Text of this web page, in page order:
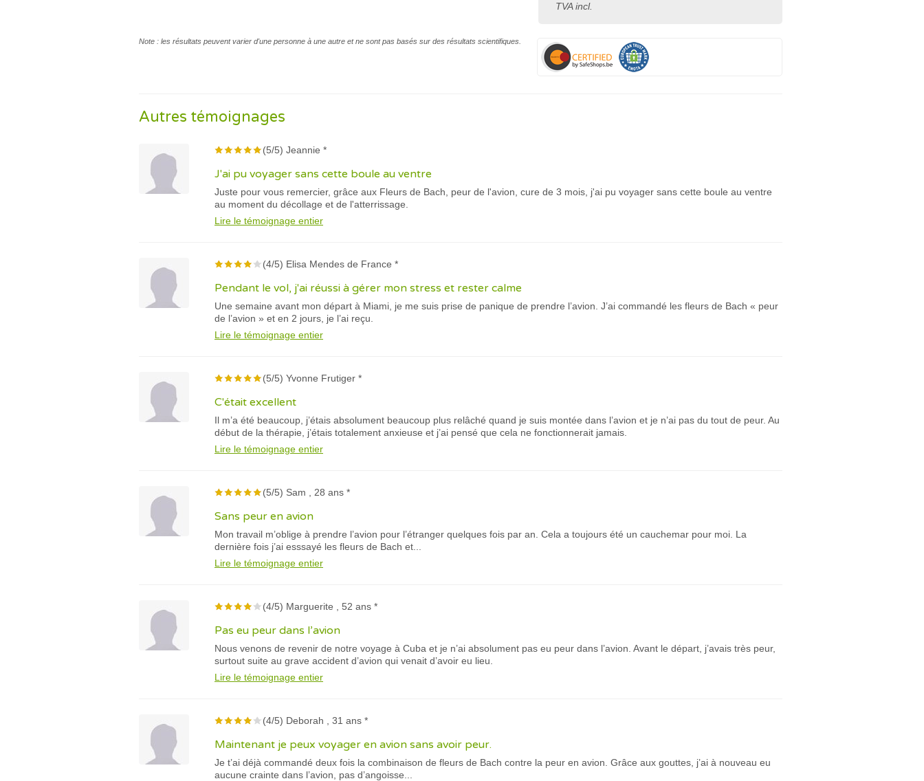
Note : les résultats peuvent varier d'une personne à une autre et ne sont pas basés sur des résultats scientifiques.
TVA incl.
Autres témoignages
(5/5) Jeannie *
J'ai pu voyager sans cette boule au ventre
Juste pour vous remercier, grâce aux Fleurs de Bach, peur de l'avion, cure de 3 mois, j'ai pu voyager sans cette boule au ventre
au moment du décollage et de l'atterrissage.
Lire le témoignage entier
(4/5) Elisa Mendes de France *
Pendant le vol, j'ai réussi à gérer mon stress et rester calme
Une semaine avant mon départ à Miami, je me suis prise de panique de prendre l’avion. J’ai commandé les fleurs de Bach « peur
de l’avion » et en 2 jours, je l’ai reçu.
Lire le témoignage entier
(5/5) Yvonne Frutiger *
C'était excellent
Il m’a été beaucoup, j’étais absolument beaucoup plus relâché quand je suis montée dans l’avion et je n’ai pas du tout de peur. Au
début de la thérapie, j’étais totalement anxieuse et j’ai pensé que cela ne fonctionnerait jamais.
Lire le témoignage entier
(5/5) Sam , 28 ans *
Sans peur en avion
Mon travail m’oblige à prendre l’avion pour l’étranger quelques fois par an. Cela a toujours été un cauchemar pour moi. La
dernière fois j’ai esssayé les fleurs de Bach et...
Lire le témoignage entier
(4/5) Marguerite , 52 ans *
Pas eu peur dans l’avion
Nous venons de revenir de notre voyage à Cuba et je n’ai absolument pas eu peur dans l’avion. Avant le départ, j’avais très peur,
surtout suite au grave accident d’avion qui venait d’avoir eu lieu.
Lire le témoignage entier
(4/5) Deborah , 31 ans *
Maintenant je peux voyager en avion sans avoir peur.
Je t’ai déjà commandé deux fois la combinaison de fleurs de Bach contre la peur en avion. Grâce aux gouttes, j’ai à nouveau eu
aucune crainte dans l’avion, pas d’angoisse...